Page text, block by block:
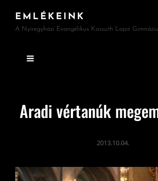
EMLÉKEINK
A Nyíregyházi Evangélikus Kossuth Lajos
Aradi vértanúk
2013.10.04.